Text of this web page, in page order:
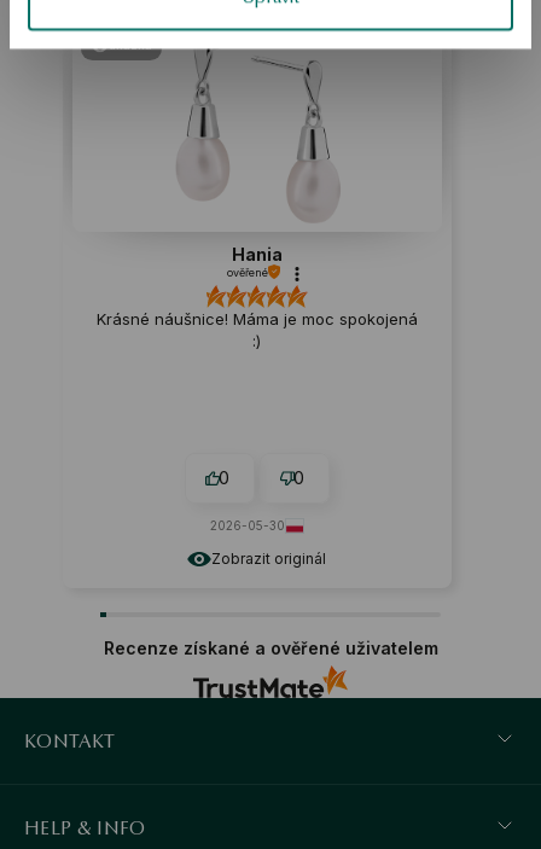
Zobrazit originál
Hania
ověřené
Krásné náušnice! Máma je moc spokojená
:)
0 0
2026-05-30
Recenze získané a ověřené uživatelem
KONTAKT
HELP & INFO